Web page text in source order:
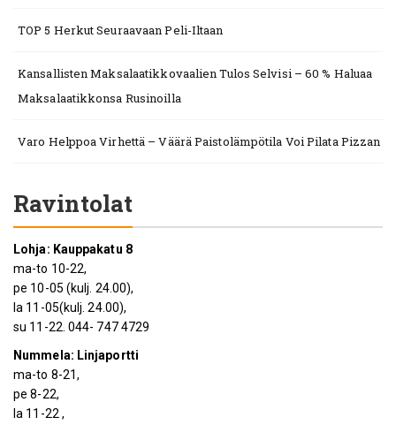
TOP 5 Herkut Seuraavaan Peli-Iltaan
Kansallisten Maksalaatikkovaalien Tulos Selvisi – 60 % Haluaa
Maksalaatikkonsa Rusinoilla
Varo Helppoa Virhettä – Väärä Paistolämpötila Voi Pilata Pizzan
Ravintolat
Lohja: Kauppakatu 8
ma-to 10-22,
pe 10-05 (kulj. 24.00),
la 11-05(kulj. 24.00),
su 11-22. 044- 747 4729
Nummela: Linjaportti
ma-to 8-21,
pe 8-22,
la 11-22 ,